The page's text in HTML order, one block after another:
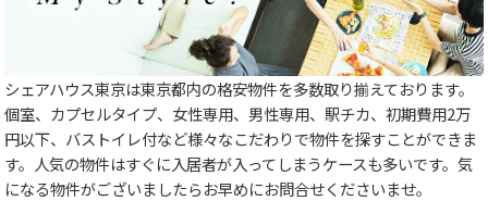
シェアハウス東京は東京都内の格安物件を多数取り揃えております。
個室、カプセルタイプ、女性専用、男性専用、駅チカ、初期費用2万
円以下、バストイレ付など様々なこだわりで物件を探すことができま
す。人気の物件はすぐに入居者が入ってしまうケースも多いです。気
になる物件がございましたらお早めにお問合せくださいませ。